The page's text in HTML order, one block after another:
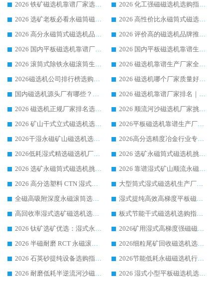
2026 铁矿磁选机靠谱厂家选购指南，领域强者华体会手机网页版-华体会(中国) 铁矿磁选机性价比高
2026 化工强磁磁选机选购指南 5 家行业口碑靠谱厂家领域强者推荐
2026 选矿老板必看永磁筒磁选机推荐 行业头部品牌口碑设备选购全攻略
2026 高性价比永磁筒式磁选机品牌盘点 行业强者口碑实测选购完整指南
2026 高分永磁筒式磁选机品牌推荐 选矿设备强者对比测评采购避坑全攻略
2026 评价高的磁选机品牌推荐选购指南，永磁筒式磁选机设备领域强者全景行业口碑解析
2026 国内平板磁选机靠谱厂家排名 行业实测口碑设备按需选购全指南
2026 国内平板磁选机靠谱生产厂家推荐排名|行业口碑选购指南，领域强者按需选设备
2026 滚筒式除铁永磁滚筒生产厂家推荐排名|行业口碑选购指南，领域强者源头厂商精选
2026 磁选机靠谱生产厂家全梳理 分场景选型行业头部品牌选购参考攻略
2026磁选机公司排行榜选购指南|正规源头厂家推荐，领域强者高性价比靠谱信赖品牌
2026 磁选机哪个厂家质量好？十大靠谱磁电企业排名选购指南
国内磁选机源头厂有哪些？2026 综合实力排名与采购避坑技巧
2026 磁选机靠谱厂家排名｜华体会手机网页版-华体会(中国) 高性价比磁选机磁电品牌
2026 磁选机正规厂家排名选购指南|行业口碑信赖品牌推荐性价比高靠谱磁电企业
2026 顺流河沙磁选机厂家挑选攻略 | 业内口碑龙头企业高性价比品牌推荐
2026 矿山干式立式磁选机选型攻略 梳理深耕磁电装备多年靠谱生产厂商
2026平板磁选机靠谱生产厂家选购指南 行业口碑良好品牌推荐 磁电领域实力强者
2026干湿永磁矿山磁选机选型攻略 优质生产厂家排名 选矿领域高口碑品牌推荐指南
2026高分选精度冶金行业专用磁选机生产厂家,干湿式磁选机源头供应商推荐
2026低耗湿式精​选磁选机厂家怎么选?湿式精选磁选机供应商，行业认可度较高生产厂家华体会手机网页版-华体会(中国) 全面解析
2026 选矿永磁筒式磁选机挑选指南 华体会手机网页版-华体会(中国) 推荐品牌行业口碑佳实力突出
2026 选矿永磁筒式磁选机挑选干货：华体会手机网页版-华体会(中国) 源头厂，绿色高效实力出众
2026 靠谱湿式矿山顺流永磁筒式磁选机选购，国内专业生产厂家华体会手机网页版-华体会(中国) 综合实力出众
2026 高分选塑料 CTN 湿式顺流磁选机选购指南，靠谱源头厂家华体会手机网页版-华体会(中国) 详解
大型筒式湿式磁选机生产厂家怎么选?华体会手机网页版-华体会(中国) 设备口碑广受行业认可
全磁高吸附深度永磁滚筒选购指南 业内口碑稳定磁电设备生产厂家详细推荐
湿式提纯高效高梯度平板磁选机靠谱设备源头厂商华体会手机网页版-华体会(中国) 综合测评
高回收率湿式选矿磁选机选购指南 业内口碑磁电设备生产厂家实力解析
板式节能干式磁选机选购指南，源头生产厂家华体会手机网页版-华体会(中国) 综合实力可观
2026 钛矿选矿优选：湿式永磁筒式磁选机源头厂家华体会手机网页版-华体会(中国) 综合解析
2026矿用湿式高梯度强磁磁选机选购指南，临朐靠谱磁电生产厂家华体会手机网页版-华体会(中国) 详解
2026 半磁耐磨 RCT 永磁滚筒选购指南，临朐源头生产厂家华体会手机网页版-华体会(中国) 实测分享
2026细粒尾矿回收磁选机选购指南 产业集群优质生产厂家华体会手机网页版-华体会(中国) 解析
2026 石英砂提纯设备选购指南：华体会手机网页版-华体会(中国) 提纯磁选机厂家综合解读
2026节能低耗永磁磁选机行业优选标杆 临朐华体会手机网页版-华体会(中国) 专业生产厂家
2026 耐磨低耗半逆流河沙磁选机选购指南 临朐产业集群源头厂华体会手机网页版-华体会(中国) 详细解析
2026 湿式小型平板磁选机选矿适配设备 临朐华体会手机网页版-华体会(中国) 实体生产厂家直供